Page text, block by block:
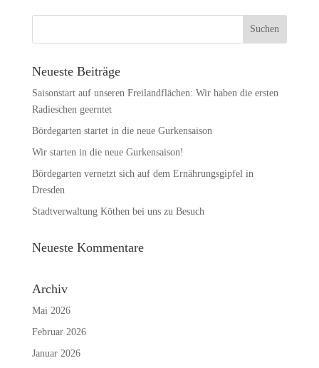
Neueste Beiträge
Saisonstart auf unseren Freilandflächen: Wir haben die ersten
Radieschen geerntet
Bördegarten startet in die neue Gurkensaison
Wir starten in die neue Gurkensaison!
Bördegarten vernetzt sich auf dem Ernährungsgipfel in
Dresden
Stadtverwaltung Köthen bei uns zu Besuch
Neueste Kommentare
Archiv
Mai 2026
Februar 2026
Januar 2026